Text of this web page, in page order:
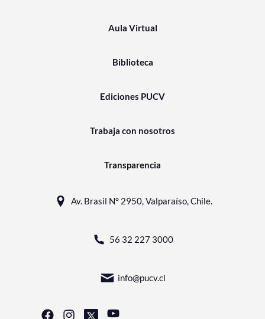
Aula Virtual
Biblioteca
Ediciones PUCV
Trabaja con nosotros
Transparencia
Av. Brasil N° 2950, Valparaíso, Chile.
56 32 227 3000
info@pucv.cl